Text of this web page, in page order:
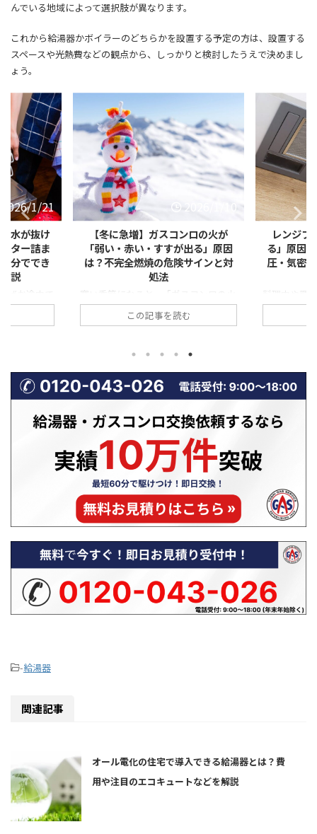
んでいる地域によって選択肢が異なります。
これから給湯器かボイラーのどちらかを設置する予定の方は、設置する
スペースや光熱費などの観点から、しっかりと検討したうえで決めまし
ょう。
2026/1/21
水が抜け
ター詰ま
分ででき
説
か途中で
終わっても
続くと、洗
水漏れ・本
ります。
まり」など
あり、正し
2026/1/10
【冬に急増】ガスコンロの火が
「弱い・赤い・すすが出る」原因
は？不完全燃焼の危険サインと対
処法
寒い季節になると、「ガスコンロの火
が弱い気がする」「炎が赤っぽくなっ
ている」「鍋の底が黒くすすで汚れ
れらはガスコンロの不調だけでなく、
不完全燃焼という危険な状態の前兆で
あることも少なくありません。特に冬
場は、換気不足や使用環境の変化によ
って、ガスコンロの燃焼状態が悪化し
やすい時期です。 本記事では、冬に
ガスコンロの火トラブルが増える理由
から、「火が弱い・赤い・すすが出
る」具体的な原因、不完全燃焼の危険
性、そして自分でできる対処法や業者
に相 ...
この記事を読む
レンジフ
る」原因
圧・気密
料理中や調
ているのに
ず、「逆流
す。 特に冬
風圧の影響
くなります
ドの換気逆
...
-給湯器
関連記事
オール電化の住宅で導入できる給湯器とは？費
用や注目のエコキュートなどを解説